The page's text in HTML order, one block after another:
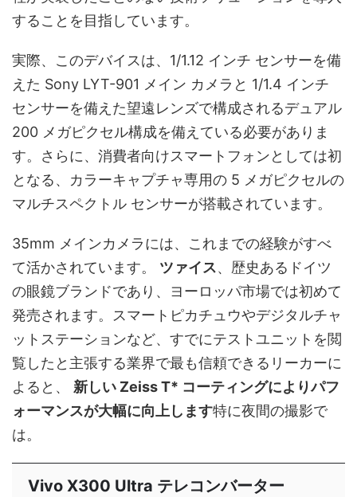
することを目指しています。
実際、このデバイスは、1/1.12 インチ センサーを備
えた Sony LYT-901 メイン カメラと 1/1.4 インチ
センサーを備えた望遠レンズで構成されるデュアル
200 メガピクセル構成を備えている必要がありま
す。さらに、消費者向けスマートフォンとしては初
となる、カラーキャプチャ専用の 5 メガピクセルの
マルチスペクトル センサーが搭載されています。
35mm メインカメラには、これまでの経験がすべ
て活かされています。 ツァイス、歴史あるドイツ
の眼鏡ブランドであり、ヨーロッパ市場では初めて
発売されます。スマートピカチュウやデジタルチャ
ットステーションなど、すでにテストユニットを閲
覧したと主張する業界で最も信頼できるリーカーに
よると、 新しい Zeiss T* コーティングによりパフ
ォーマンスが大幅に向上します特に夜間の撮影で
は。
Vivo X300 Ultra テレコンバーター